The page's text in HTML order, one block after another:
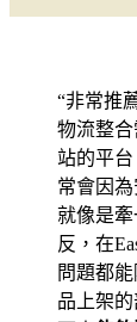
“非常推
物流整
站的平
常會因
就像是
反，在
問題都
品上架